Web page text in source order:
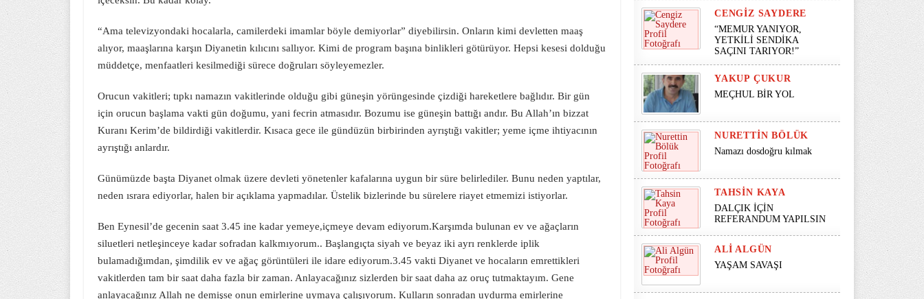
“Ama televizyondaki hocalarla, camilerdeki imamlar böyle demiyorlar” diyebilirsin. Onların kimi devletten maaş
alıyor, maaşlarına karşın Diyanetin kılıcını sallıyor. Kimi de program başına binlikleri götürüyor. Hepsi kesesi dolduğu
müddetçe, menfaatleri kesilmediği sürece doğruları söyleyemezler.
Orucun vakitleri; tıpkı namazın vakitlerinde olduğu gibi güneşin yörüngesinde çizdiği hareketlere bağlıdır. Bir gün
için orucun başlama vakti gün doğumu, yani fecrin atmasıdır. Bozumu ise güneşin battığı andır. Bu Allah’ın bizzat
Kuranı Kerim’de bildirdiği vakitlerdir. Kısaca gece ile gündüzün birbirinden ayrıştığı vakitler; yeme içme ihtiyacının
ayrıştığı anlardır.
Günümüzde başta Diyanet olmak üzere devleti yönetenler kafalarına uygun bir süre belirlediler. Bunu neden yaptılar,
neden ısrara ediyorlar, halen bir açıklama yapmadılar. Üstelik bizlerinde bu sürelere riayet etmemizi istiyorlar.
Ben Eynesil’de gecenin saat 3.45 ine kadar yemeye,içmeye devam ediyorum.Karşımda bulunan ev ve ağaçların
siluetleri netleşinceye kadar sofradan kalkmıyorum.. Başlangıçta siyah ve beyaz iki ayrı renklerde iplik
bulamadığımdan, şimdilik ev ve ağaç görüntüleri ile idare ediyorum.3.45 vakti Diyanet ve hocaların emrettikleri
vakitlerden tam bir saat daha fazla bir zaman. Anlayacağınız sizlerden bir saat daha az oruç tutmaktayım. Gene
anlayacağınız Allah ne demişse onun emirlerine uymaya çalışıyorum. Kulların sonradan uydurma emirlerine
CENGIZ SAYDERE
“MEMUR YANIYOR,
YETKİLİ SENDİKA
SAÇINI TARIYOR!”
YAKUP ÇUKUR
MEÇHUL BİR YOL
NURETTIN BÖLÜK
Namazı dosdoğru kılmak
TAHSIN KAYA
DALÇIK İÇİN
REFERANDUM YAPILSIN
ALI ALGÜN
YAŞAM SAVAŞI